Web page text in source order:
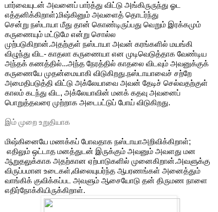
பார்வையுடன் அவனைப் பார்த்து விட்டு அங்கிருருந்து ஓட
எத்தனிக்கிறாள்;மிஷ்கினும் அவளைத் தொடர்ந்து
சென்று நஸ்டாயா மீது தான் கொண்டிருப்பது வெறும் இரக்கமும்
கருணையும் மட்டுமே என்று சொல்ல
முற்படுகிறான்.அதற்குள் நஸ்டாயா அவன் கரங்களில் மயங்கி
விழுந்து விட- காதலா கருணையா என முடிவெடுத்தாக வேண்டிய
அந்தக் கணத்தில்...அந்த நேரத்தில் காதலை விடவும் அவனுக்குக்
கருணையே முதன்மையாகி விடுகிறது.நஸ்டாயாவைச் சற்றே
அமைதிபடுத்தி விட்டு அக்லேயாவை அவன் தேடிச் செல்வதற்குள்
காலம் கடந்து விட, அக்லேயாவின் மனக் கதவு அவனைப்
பொறுத்தவரை முற்றாக அடைபட்டுப் போய் விடுகிறது.
இம் முறை உறுதியாக
மிஷ்கினையே மணக்கப் போவதாக நஸ்டாயாஅறிவிக்கிறாள்;
எதிலும் ஒட்டாத மனத்துடன் இருக்கும் அவனும் அவளது மன
ஆறுதலுக்காக அதற்கான ஏற்பாடுகளில் முனைகிறான்.அவளுக்கு
விருப்பமான உடைகள்,விலையுயர்ந்த ஆபரணங்கள் அனைத்தும்
வாங்கிக் குவிக்கப்பட அவளும் ஆசையோடு தன் திருமண நாளை
எதிர்நோக்கியிருக்கிறாள்.